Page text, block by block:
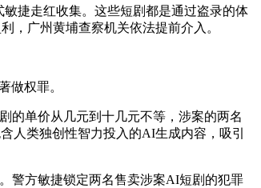
捷走红收集。这些短剧都是通过盗录的体
，广州黄埔查察机关依法提前介入。
做权罪。
单价从几元到十几元不等，涉案的两名
人类独创性智力投入的AI生成内容，吸引
警方敏捷锁定两名售卖涉案AI短剧的犯罪